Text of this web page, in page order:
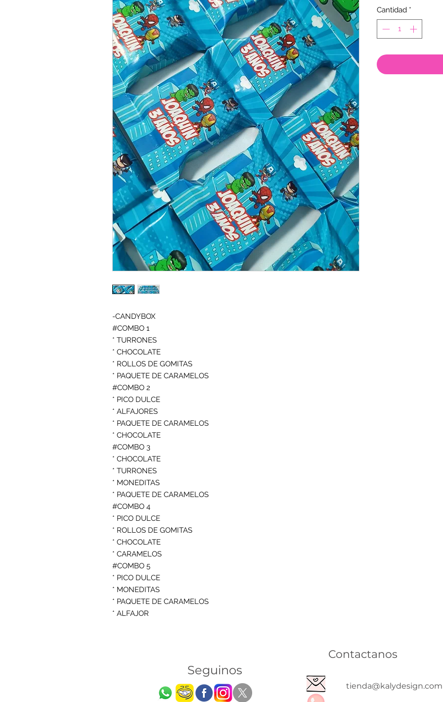
-CANDYBOX
#COMBO 1
* TURRONES
* CHOCOLATE
* ROLLOS DE GOMITAS
* PAQUETE DE CARAMELOS
#COMBO 2
* PICO DULCE
* ALFAJORES
* PAQUETE DE CARAMELOS
* CHOCOLATE
#COMBO 3
* CHOCOLATE
* TURRONES
* MONEDITAS
* PAQUETE DE CARAMELOS
#COMBO 4
* PICO DULCE
* ROLLOS DE GOMITAS
* CHOCOLATE
* CARAMELOS
#COMBO 5
* PICO DULCE
* MONEDITAS
* PAQUETE DE CARAMELOS
* ALFAJOR
Cantidad *
Seguinos
Contactanos
tienda@kalydesign.com